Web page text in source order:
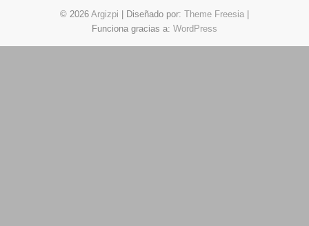
© 2026 Argizpi | Diseñado por: Theme Freesia
Funciona gracias a: WordPress